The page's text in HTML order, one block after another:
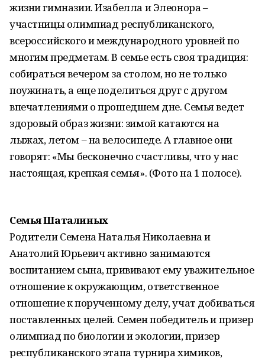
жизни гимназии. Изабелла и Элеонора –
участницы олимпиад республиканского,
всероссийского и международного уровней по
многим предметам. В семье есть своя традиция:
собираться вечером за столом, но не только
поужинать, а еще поделиться друг с другом
впечатлениями о прошедшем дне. Семья ведет
здоровый образ жизни: зимой катаются на
лыжах, летом – на велосипеде. А главное они
говорят: «Мы бесконечно счастливы, что у нас
настоящая, крепкая семья». (Фото на 1 полосе).
Семья Шаталиных
Родители Семена Наталья Николаевна и
Анатолий Юрьевич активно занимаются
воспитанием сына, прививают ему уважительное
отношение к окружающим, ответственное
отношение к порученному делу, учат добиваться
поставленных целей. Семен победитель и призер
олимпиад по биологии и экологии, призер
республиканского этапа турнира химиков,